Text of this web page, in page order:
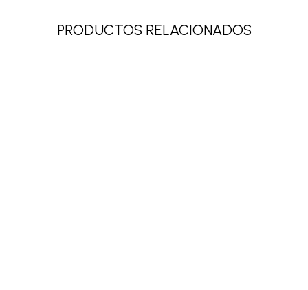
PRODUCTOS RELACIONADOS